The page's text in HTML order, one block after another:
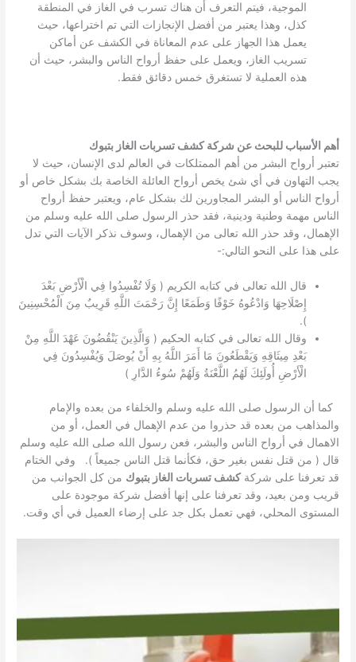
الموجية، فيتم التعرف أن هناك تسرب في الغاز في المنطقة
كذل، وهذا يعتبر من أفضل الإنجازات التي تم اختراعها، حيث
يعمل هذا الجهاز على عدم المعاناة في الكشف عن أماكن
تسريب الغاز، ويعمل على حفظ أرواح الناس والبشر، حيث أن
هذه العملية لا تستغرق خمس دقائق فقط.
أهم الأسباب للبحث عن شركة كشف تسربات الغاز بتبوك
تعتبر أرواح البشر من أهم الممتلكات في العالم لدى الإنسان، حيث لا
يجب التهاون في أي شئ يخص أرواح العائلة الخاصة بك بشكل خاص أو
أرواح الناس أو البشر المجاورين لك بشكل عام، ويعتبر حفظ أرواح
الناس مهمة وطنية ودينية، فقد حذر الرسول صلى الله عليه وسلم من
الإهمال، وقد حذر الله تعالى من الإهمال، وسوف نذكر الآيات التي تدل
على هذا على النحو التالي:-
قال الله تعالى في كتابه الكريم ( وَلَا تُفْسِدُوا فِي الْأَرْضِ بَعْدَ
إِصْلَاحِهَا وَادْعُوهُ خَوْفًا وَطَمَعًا إِنَّ رَحْمَتَ اللَّهِ قَرِيبٌ مِنَ الْمُحْسِنِينَ
).
وقال الله تعالى في كتابه الحكيم ( وَالَّذِينَ يَنْقُضُونَ عَهْدَ اللَّهِ مِنْ
بَعْدِ مِيثَاقِهِ وَيَقْطَعُونَ مَا أَمَرَ اللَّهُ بِهِ أَنْ يُوصَلَ وَيُفْسِدُونَ فِي
الْأَرْضِ أُولَئِكَ لَهُمُ اللَّعْنَةُ وَلَهُمْ سُوءُ الدَّارِ )
كما أن الرسول صلى الله عليه وسلم والخلفاء من بعده والإمام
والمذاهب من بعده قد حذروا من عدم الإهمال في العمل، أو من
الاهمال في أرواح الناس والبشر، فعن رسول الله صلى الله عليه وسلم
قال ( من قتل نفس بغير حق، فكأنما قتل الناس جميعاً ). وفي الختام
قد تعرفنا على شركةكشف تسربات الغاز بتبوك من كل الجوانب من
قريب ومن بعيد، وقد تعرفنا على إنها أفضل شركة موجودة على
المستوى المحلي، فهي تعمل بكل جد على إرضاء العميل في أي وقت.